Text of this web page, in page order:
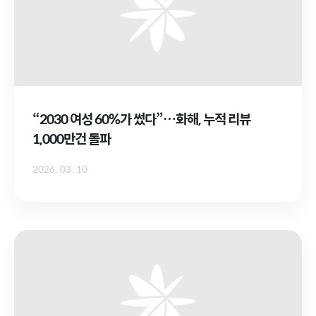
“2030 여성 60%가 썼다”…화해, 누적 리뷰
1,000만건 돌파
2026. 03. 10